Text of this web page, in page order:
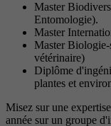
Master
Entomologie).
Master
Master Biologie-
vétérinaire)
Diplôme
plantes et
Misez sur une
année sur un groupe